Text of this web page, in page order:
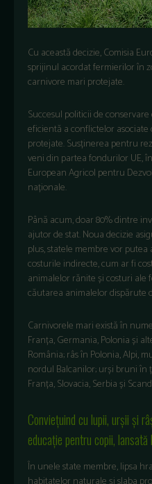
Cu această decizie, Comisia
sprijinul acordat fermierilor în
carnivore mari protejate.
Succesul politicii de
eficientă a conflictelor
protejate. Susținerea pentru
veni din partea fondurilor UE,
European Agricol pentru
naționale.
Până acum, doar 80% dintre
ajutor de stat. Noua decizie
plus, statele membre vor
costurile indirecte, cum ar fi
animalelor rănite și costuri ale
căutarea animalelor dispărute
Carnivorele mari există în
Franța, Germania, Polonia și
România; râs în Polonia, Alpi,
nordul Balcanilor; urși bruni în
Franța, Slovacia, Serbia și
Conviețuind cu lupii, urșii și
educație pentru copii, lansată
În unele state membre, lipsa